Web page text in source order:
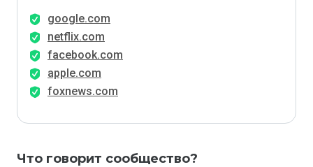
google.com
netflix.com
facebook.com
apple.com
foxnews.com
Что говорит сообщество?